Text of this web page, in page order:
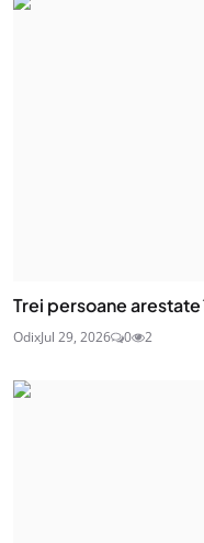
Trei persoane
OdixJul 29, 2026 0 2